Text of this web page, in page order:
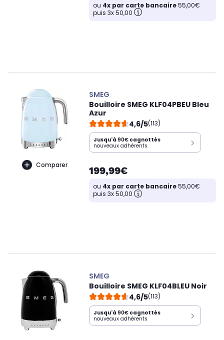
ou 4x par carte bancaire55,00€
puis 3x 50,00
Comparer
SMEG
Bouilloire SMEG KLF04PBEU Bleu
Azur
4,6/5(113)
Jusqu'à 90€ cagnottés
nouveaux adhérents
199,99€
ou 4x par carte bancaire55,00€
puis 3x 50,00
SMEG
Bouilloire SMEG KLF04BLEU Noir
4,6/5(113)
Jusqu'à 90€ cagnottés
nouveaux adhérents